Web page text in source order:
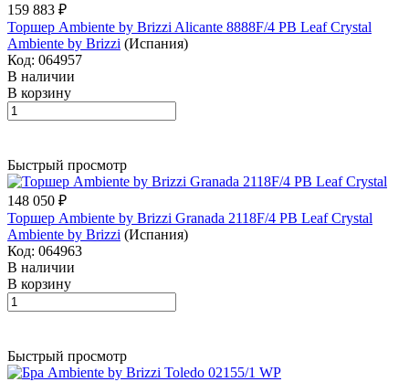
159 883 ₽
Торшер Ambiente by Brizzi Alicante 8888F/4 PB Leaf Crystal
Ambiente by Brizzi (Испания)
Код: 064957
В наличии
В корзину
Быстрый просмотр
148 050 ₽
Торшер Ambiente by Brizzi Granada 2118F/4 PB Leaf Crystal
Ambiente by Brizzi (Испания)
Код: 064963
В наличии
В корзину
Быстрый просмотр